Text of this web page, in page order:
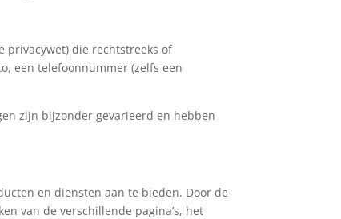
privacywet) die rechtstreeks of
een telefoonnummer (zelfs een
zijn bijzonder gevarieerd en hebben
en diensten aan te bieden. Door de
van de verschillende pagina’s, het